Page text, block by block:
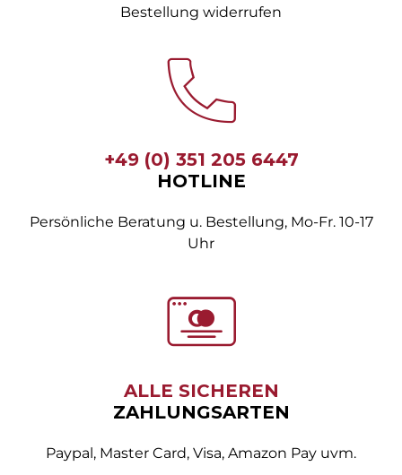
Bestellung widerrufen
+49 (0) 351 205 6447
HOTLINE
Persönliche Beratung u. Bestellung, Mo-Fr. 10-17
Uhr
ALLE SICHEREN
ZAHLUNGSARTEN
Paypal, Master Card, Visa, Amazon Pay uvm.